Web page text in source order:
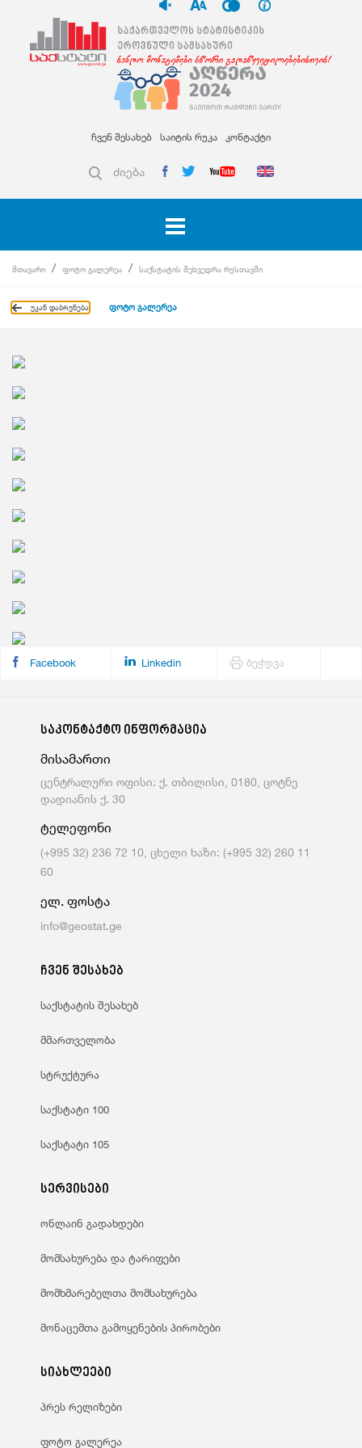
ჩვენ შესახებ საიტის რუკა კონტაქტი
ძიება
მთავარი ფოტო გალერეა საქსტატის შეხვედრა რუსთავში
უკან დაბრუნება ფოტო გალერეა
Facebook Linkedin ბეჭდვა
საკონტაქტო ინფორმაცია
მისამართი
ცენტრალური ოფისი: ქ. თბილისი, 0180, ცოტნე
დადიანის ქ. 30
ტელეფონი
(+995 32) 236 72 10, ცხელი ხაზი: (+995 32) 260 11
60
ელ. ფოსტა
info@geostat.ge
ჩვენ შესახებ
საქსტატის შესახებ
მმართველობა
სტრუქტურა
საქსტატი 100
საქსტატი 105
სერვისები
ონლაინ გადახდები
მომსახურება და ტარიფები
მომხმარებელთა მომსახურება
მონაცემთა გამოყენების პირობები
სიახლეები
პრეს რელიზები
ფოტო გალერეა